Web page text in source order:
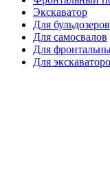
Экскаватор
Для бульдозеров
Для самосвалов
Для
Для